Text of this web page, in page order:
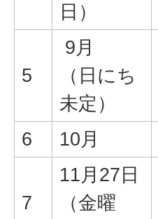
日）
5
9月
（日にち
未定）
6 10月
7
11月27日
（金曜